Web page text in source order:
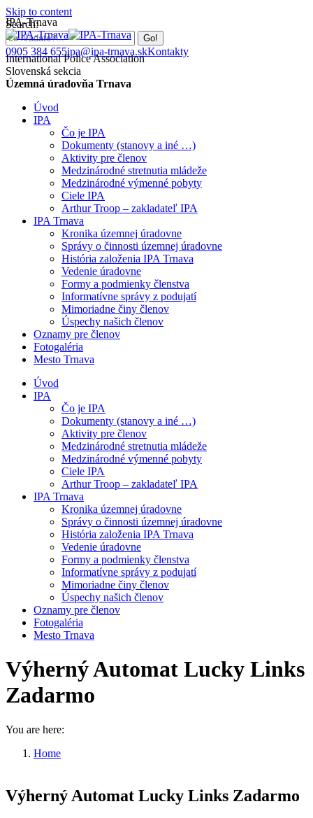
Skip to content
Search:
0905 384 655ipa@ipa-trnava.skKontakty
IPA-Trnava
International Police Association
Slovenská sekcia
Územná úradovňa Trnava
Úvod
IPA
Čo je IPA
Dokumenty (stanovy a iné …)
Aktivity pre členov
Medzinárodné stretnutia mládeže
Medzinárodné výmenné pobyty
Ciele IPA
Arthur Troop – zakladateľ IPA
IPA Trnava
Kronika územnej úradovne
Správy o činnosti územnej úradovne
História založenia IPA Trnava
Vedenie úradovne
Formy a podmienky členstva
Informatívne správy z podujatí
Mimoriadne činy členov
Úspechy našich členov
Oznamy pre členov
Fotogaléria
Mesto Trnava
Úvod
IPA
Čo je IPA
Dokumenty (stanovy a iné …)
Aktivity pre členov
Medzinárodné stretnutia mládeže
Medzinárodné výmenné pobyty
Ciele IPA
Arthur Troop – zakladateľ IPA
IPA Trnava
Kronika územnej úradovne
Správy o činnosti územnej úradovne
História založenia IPA Trnava
Vedenie úradovne
Formy a podmienky členstva
Informatívne správy z podujatí
Mimoriadne činy členov
Úspechy našich členov
Oznamy pre členov
Fotogaléria
Mesto Trnava
Výherný Automat Lucky Links
Zadarmo
You are here:
Home
Výherný Automat Lucky Links Zadarmo